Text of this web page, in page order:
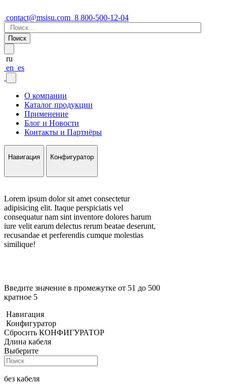
contact@msisu.com 8 800-500-12-04
Найти:
ru
en es
О компании
Каталог продукции
Применение
Блог и Новости
Контакты и Партнёры
Навигация Конфигуратор
Lorem ipsum dolor sit amet consectetur
adipisicing elit. Itaque perspiciatis vel
consequatur nam sint inventore dolores harum
iure velit earum delectus rerum beatae deserunt,
recusandae et perferendis cumque molestias
similique!
Введите значение в промежутке от 51 до 500
кратное 5
Навигация
Конфигуратор
Сбросить КОНФИГУРАТОР
Длина кабеля
Выберите
без кабеля